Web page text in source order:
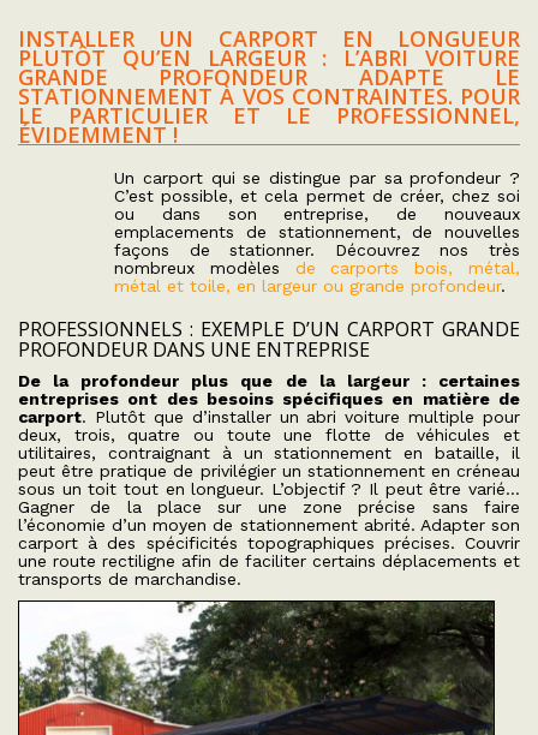
INSTALLER UN CARPORT EN LONGUEUR
PLUTÔT QU’EN LARGEUR : L’ABRI VOITURE
GRANDE PROFONDEUR ADAPTE LE
STATIONNEMENT À VOS CONTRAINTES. POUR
LE PARTICULIER ET LE PROFESSIONNEL,
ÉVIDEMMENT !
Un carport qui se distingue par sa profondeur ?
C’est possible, et cela permet de créer, chez soi
ou dans son entreprise, de nouveaux
emplacements de stationnement, de nouvelles
façons de stationner. Découvrez nos très
nombreux modèles de carports bois, métal,
métal et toile, en largeur ou grande profondeur.
PROFESSIONNELS : EXEMPLE D’UN CARPORT GRANDE
PROFONDEUR DANS UNE ENTREPRISE
De la profondeur plus que de la largeur : certaines
entreprises ont des besoins spécifiques en matière de
carport. Plutôt que d’installer un abri voiture multiple pour
deux, trois, quatre ou toute une flotte de véhicules et
utilitaires, contraignant à un stationnement en bataille, il
peut être pratique de privilégier un stationnement en créneau
sous un toit tout en longueur. L’objectif ? Il peut être varié…
Gagner de la place sur une zone précise sans faire
l’économie d’un moyen de stationnement abrité. Adapter son
carport à des spécificités topographiques précises. Couvrir
une route rectiligne afin de faciliter certains déplacements et
transports de marchandise.